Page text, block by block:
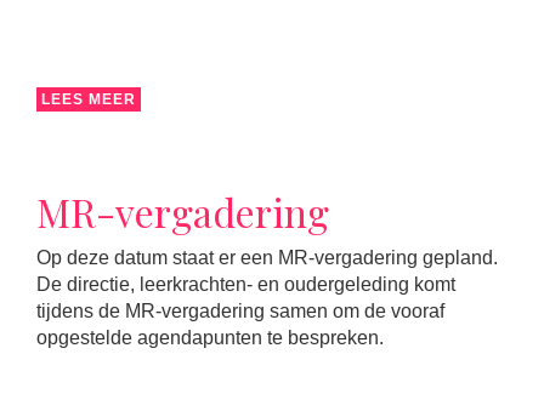
LEES MEER
MR-vergadering
Op deze datum staat er een MR-vergadering gepland.
De directie, leerkrachten- en oudergeleding komt
tijdens de MR-vergadering samen om de vooraf
opgestelde agendapunten te bespreken.